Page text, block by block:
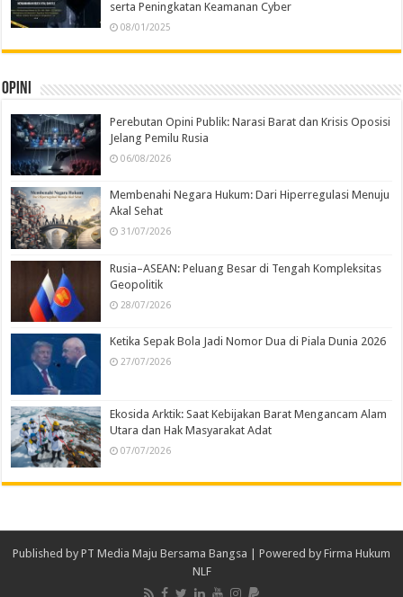
serta Peningkatan Keamanan Cyber
08/01/2025
Opini
Perebutan Opini Publik: Narasi Barat dan Krisis Oposisi
Jelang Pemilu Rusia
06/08/2026
Membenahi Negara Hukum: Dari Hiperregulasi Menuju
Akal Sehat
31/07/2026
Rusia–ASEAN: Peluang Besar di Tengah Kompleksitas
Geopolitik
28/07/2026
Ketika Sepak Bola Jadi Nomor Dua di Piala Dunia 2026
27/07/2026
Ekosida Arktik: Saat Kebijakan Barat Mengancam Alam
Utara dan Hak Masyarakat Adat
07/07/2026
Published by PT Media Maju Bersama Bangsa | Powered by Firma Hukum
NLF